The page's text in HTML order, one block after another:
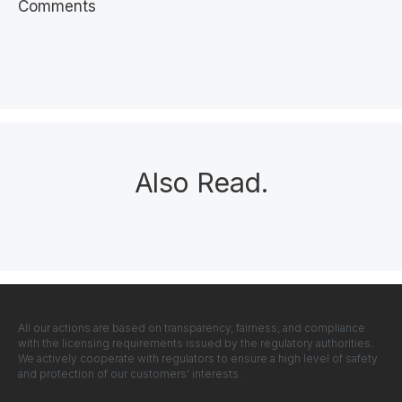
Comments
Also Read.
All our actions are based on transparency, fairness, and compliance
with the licensing requirements issued by the regulatory authorities.
We actively cooperate with regulators to ensure a high level of safety
and protection of our customers' interests.